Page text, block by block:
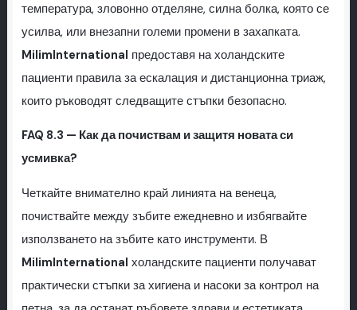
температура, зловонно отделяне, силна болка, която се
усилва, или внезапни големи промени в захапката.
MilimInternational предоставя на холандските
пациенти правила за ескалация и дистанционна триаж,
които ръководят следващите стъпки безопасно.
FAQ 8.3 — Как да почиствам и защитя новата си
усмивка?
Четкайте внимателно край линията на венеца,
почиствайте между зъбите ежедневно и избягвайте
използването на зъбите като инструменти. В
MilimInternational холандските пациенти получават
практически стъпки за хигиена и насоки за контрол на